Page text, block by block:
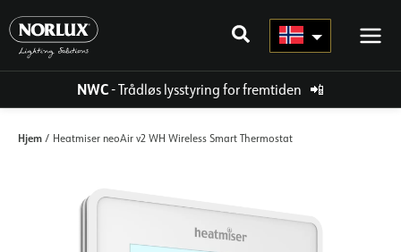
rett
innholdet
NWC- Trådløs lysstyring for fremtiden 📲
Hjem / Heatmiser neoAir v2 WH Wireless Smart Thermostat